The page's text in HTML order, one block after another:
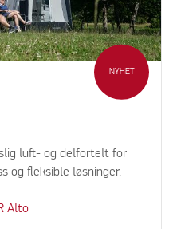
NYHET
luft- og delfortelt for
og fleksible løsninger.
Alto